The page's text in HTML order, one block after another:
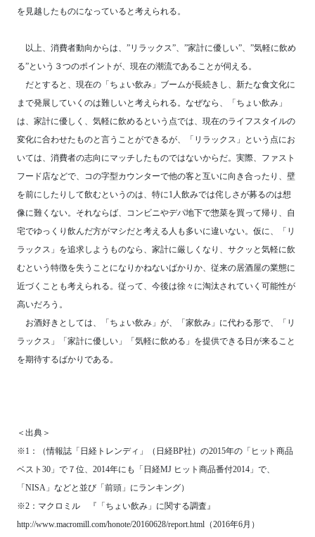
を見越したものになっていると考えられる。
以上、消費者動向からは、”リラックス”、”家計に優しい”、”気軽に飲め
る”という３つのポイントが、現在の潮流であることが伺える。
だとすると、現在の「ちょい飲み」ブームが長続きし、新たな食文化に
まで発展していくのは難しいと考えられる。なぜなら、「ちょい飲み」
は、家計に優しく、気軽に飲めるという点では、現在のライフスタイルの
変化に合わせたものと言うことができるが、「リラックス」という点にお
いては、消費者の志向にマッチしたものではないからだ。実際、ファスト
フード店などで、コの字型カウンターで他の客と互いに向き合ったり、壁
を前にしたりして飲むというのは、特に1人飲みでは侘しさが募るのは想
像に難くない。それならば、コンビニやデパ地下で惣菜を買って帰り、自
宅でゆっくり飲んだ方がマシだと考える人も多いに違いない。仮に、「リ
ラックス」を追求しようものなら、家計に厳しくなり、サクッと気軽に飲
むという特徴を失うことになりかねないばかりか、従来の居酒屋の業態に
近づくことも考えられる。従って、今後は徐々に淘汰されていく可能性が
高いだろう。
お酒好きとしては、「ちょい飲み」が、「家飲み」に代わる形で、「リ
ラックス」「家計に優しい」「気軽に飲める」を提供できる日が来ること
を期待するばかりである。
＜出典＞
※1：（情報誌「日経トレンディ」（日経BP社）の2015年の「ヒット商品
ベスト30」で７位、2014年にも「日経MJ ヒット商品番付2014」で、
「NISA」などと並び「前頭」にランキング）
※2：マクロミル 『「ちょい飲み」に関する調査』
http://www.macromill.com/honote/20160628/report.html（2016年6月）